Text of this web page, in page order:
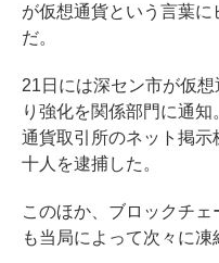
が仮想通貨という言葉
だ。
21日には深セン市が仮
り強化を関係部門に通
通貨取引所のネット掲
十人を逮捕した。
このほか、ブロックチ
も当局によって次々に凍